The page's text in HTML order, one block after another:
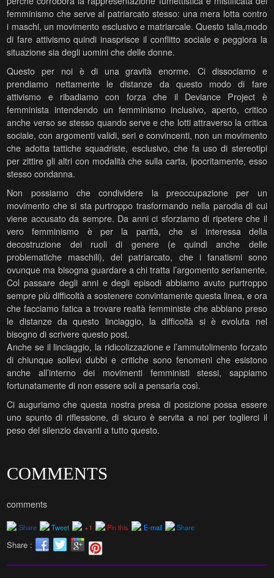
femminismo che serve al patriarcato stesso: una mera lotta contro
i maschi, un movimento esclusivo e matriarcale. Questo talia,modo
di fare attivismo quindi inasprisce il conflitto sociale e peggiora la
situazione sia degli uomini che delle donne.
Questo per noi è di una gravità enorme. Ci dissociamo e
prendiamo nettamente le distanze da questo modo di fare
attivismo e ribadiamo con forza che il Deviance Project è
femminista intendendo un femminismo inclusivo, aperto, critico
anche verso se stesso quando serve e che lotti attraverso la critica
sociale, con argomenti validi, seri e convincenti, non un movimento
che adotta tattiche squadriste, esclusivo, che fa uso di stereotipi
per zittire gli altri con modalità che sulla carta, ipocritamente, esso
stesso condanna.
Non possiamo che condividere la preoccupazione per un
movimento che si sta purtroppo trasformando nella parodia di cui
viene accusato da sempre. Da anni ci sforziamo di ripetere che il
vero femminismo è per la parità, che si interessa della
decostruzione dei ruoli di genere (e quindi anche delle
problematiche maschili), del patriarcato, che i fanatismi sono
ovunque ma bisogna guardare a chi tratta l’argomento seriamente.
Col passare degli anni e degli episodi abbiamo avuto purtroppo
sempre più difficoltà a sostenere convintamente questa linea, e ora
che facciamo fatica a trovare realtà femministe che abbiano preso
le distanze da questo linciaggio, la difficoltà si è evoluta nel
bisogno di scrivere questo post.
Anche se il linciaggio, la ridicolizzazione e l’ammutolimento forzato
di chiunque sollevi dubbi e critiche sono fenomeni che esistono
anche all’interno dei movimenti femministi stessi, sappiamo
fortunatamente di non essere soli a pensarla così.
Ci auguriamo che questa nostra presa di posizione possa essere
uno spunto di riflessione, di sicuro è servita a noi per toglierci il
peso del silenzio davanti a tutto questo.
COMMENTS
comments
Share Tweet +1 Pin this E-mail Share
Share :